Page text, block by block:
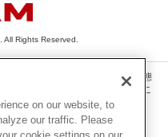
Rights Reserved.
写真・動画・音声等を、手段や形態
複製、転載、ファイル化などするこ
だけない場合があります。
on our website, to
our traffic. Please